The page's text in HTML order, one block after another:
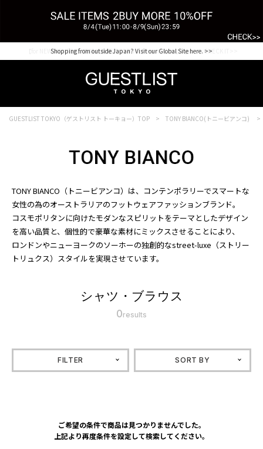
Shopping from outside Japan? Visit our Global Site here. >>
【for NEW MEMBER】新規会員様1000Point Present Campaign CHECK IT>>
GUESTLIST TOKYO（ゲストリスト トーキョー）TOP TONY BIANCO(トニービアンコ)
TONY BIANCO（トニービアンコ）は、コンテンポラリーでスマートな
女性の為のオーストラリアのフットウェアファッションブランド。
コスモポリタンに向けたモダンなスピリットをテーマとしたデザイン
を高い品質と、個性的で豪華な素材にミックスさせることにより、
ロンドンやニューヨークのソーホーの独創的なstreet-luxe（ストリー
トリュクス）スタイルを実現させています。
シャツ・ブラウス
0results
FILTER SORT BY
ご希望の条件で商品は見つかりませんでした。
上記より再度条件を設定して検索してください。